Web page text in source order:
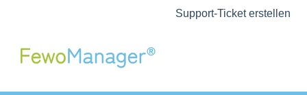
Support-Ticket erstellen